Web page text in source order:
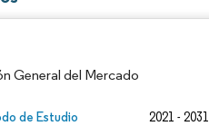
General del Mercado
de Estudio 2021 - 2031